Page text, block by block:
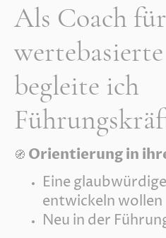
Als Coach für
begleite ich
🧭 Orientierung in
Eine
entwickeln wollen
Neu in der